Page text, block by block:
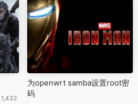
1,432
为openwrt samba设置root密
码